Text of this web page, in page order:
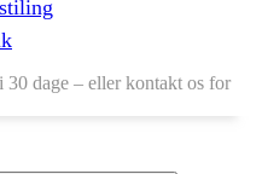
dage – eller kontakt os for